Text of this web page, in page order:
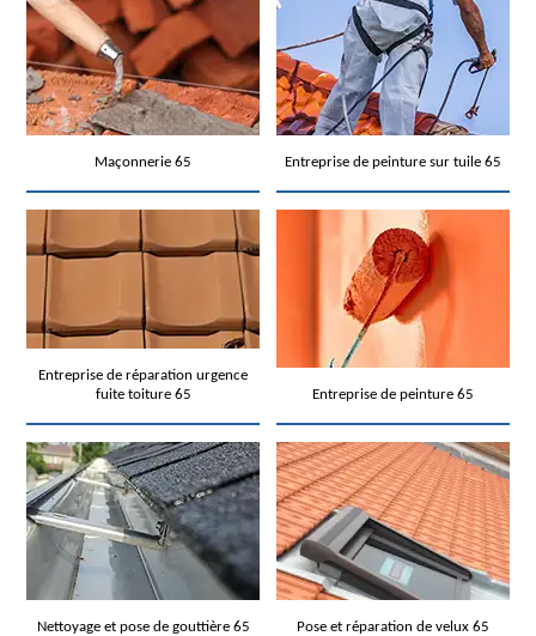
Maçonnerie 65 Entreprise de peinture sur tuile 65
Entreprise de réparation urgence
fuite toiture 65
Entreprise de peinture 65
Nettoyage et pose de gouttière 65 Pose et réparation de velux 65